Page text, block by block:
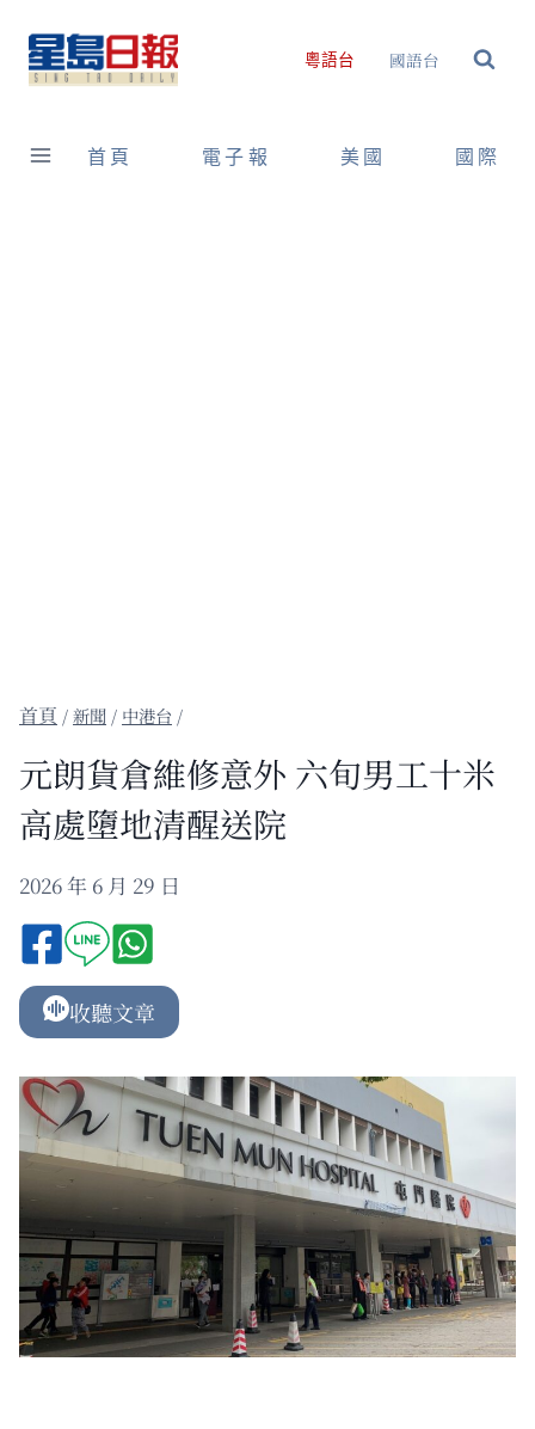
content
粵語台 國語台
首頁 電子報 美國 國際
/新聞 / 中港台 /
元朗貨倉維修意外 六旬男工十米
高處墮地清醒送院
2026 年 6 月 29 日
收聽文章